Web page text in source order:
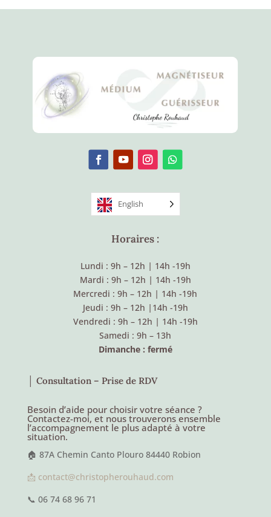
English
Horaires :
Lundi : 9h – 12h | 14h -19h
Mardi : 9h – 12h | 14h -19h
Mercredi : 9h – 12h | 14h -19h
Jeudi : 9h – 12h | 14h -19h
Vendredi : 9h – 12h | 14h -19h
Samedi : 9h – 13h
Dimanche : fermé
│ Consultation – Prise de RDV
Besoin d’aide pour choisir votre séance ?
Contactez-moi, et nous trouverons ensemble
l’accompagnement le plus adapté à votre
situation.
🏠 87A Chemin Canto Plouro 84440 Robion
📩 contact@christopherouhaud.com
📞 06 74 68 96 71